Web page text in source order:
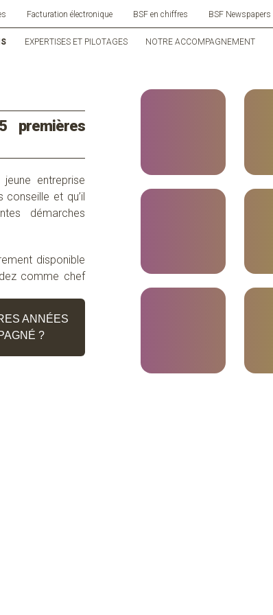
Facturation électronique BSF en chiffres BSF Newspapers
EXPERTISES ET PILOTAGES NOTRE ACCOMPAGNEMENT
premières
jeune entreprise
conseille et qu’il
démarches
disponible
comme chef
votre
ANNÉES
?